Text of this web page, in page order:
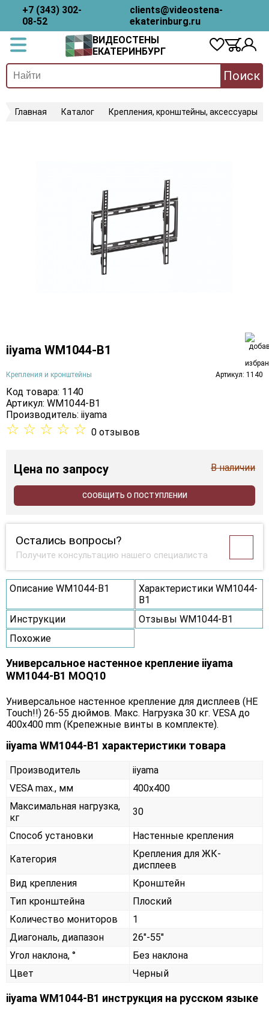
+7 (343) 302-
08-52
clients@videostena-
ekaterinburg.ru
ВИДЕОСТЕНЫ
ЕКАТЕРИНБУРГ
Поиск
Главная Каталог Крепления, кронштейны, аксессуары
iiyama WM1044-B1
Крепления и кронштейны Артикул: 1140
Код товара: 1140
Артикул: WM1044-B1
Производитель: iiyama
☆ ☆ ☆ ☆ ☆ 0 отзывов
Цена по запросу В наличии
СООБЩИТЬ О ПОСТУПЛЕНИИ
Остались вопросы?
Получите консультацию нашего специалиста
Описание WM1044-B1
Характеристики WM1044-
B1
Инструкции
Отзывы WM1044-B1
Похожие
Универсальное настенное крепление iiyama
WM1044-B1 MOQ10
Универсальное настенное крепление для дисплеев (НЕ
Touch!!) 26-55 дюймов. Макс. Нагрузка 30 кг. VESA до
400x400 mm (Крепежные винты в комплекте).
iiyama WM1044-B1 характеристики товара
Производитель
iiyama
VESA max., мм
400x400
Максимальная нагрузка,
кг
30
Способ установки Настенные крепления
Категория
Крепления для ЖК-
дисплеев
Вид крепления
Кронштейн
Тип кронштейна
Плоский
Количество мониторов
1
Диагональ, диапазон
26"-55"
Угол наклона, °
Без наклона
Цвет
Черный
iiyama WM1044-B1 инструкция на русском языке